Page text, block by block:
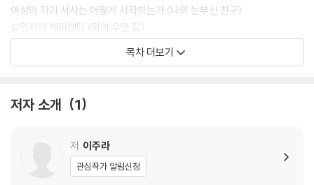
여성의 자기 서사는 어떻게 시작하는가 〈나의 눈부신 친구〉
살인자의 해피엔딩 〈와이 우먼 킬〉
저항의 얼굴은 하나가 아니다 〈미스비헤이비어〉
로맨스와 페미니즘 〈검색어를 입력하세요 WWW〉
로맨스와 정치적 올바름의 문제 〈브리저튼〉
완벽한 여자가 잃은 것 〈부부의 세계〉
연애의 내부와 외부 〈유미의 세포들〉
목차 더보기
저자 소개 1
저 이주라
관심작가 알림신청